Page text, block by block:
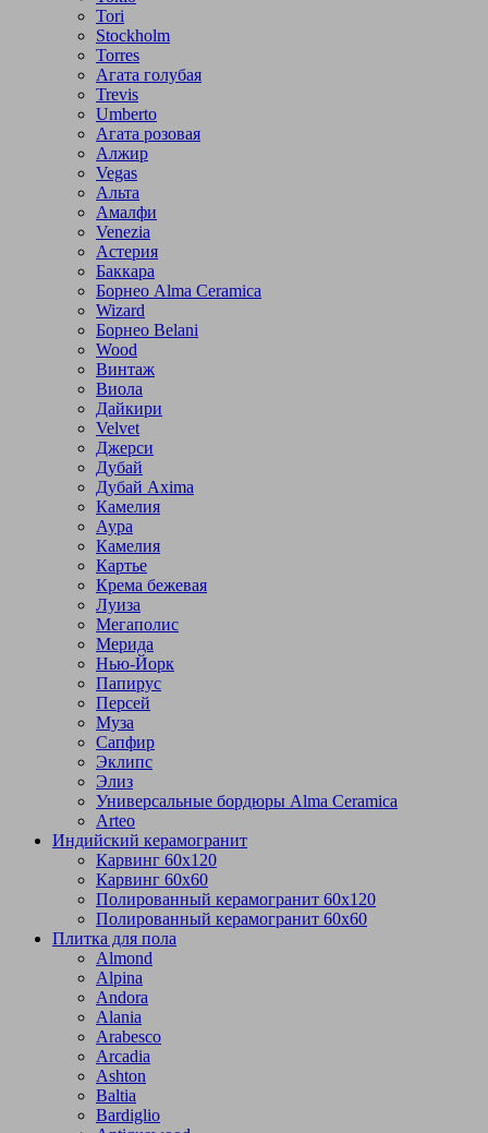
Tori
Stockholm
Torres
Агата голубая
Trevis
Umberto
Агата розовая
Алжир
Vegas
Альта
Амалфи
Venezia
Астерия
Баккара
Борнео Alma Ceramica
Wizard
Борнео Belani
Wood
Винтаж
Виола
Дайкири
Velvet
Джерси
Дубай
Дубай Axima
Камелия
Аура
Камелия
Картье
Крема бежевая
Луиза
Мегаполис
Мерида
Нью-Йорк
Папирус
Персей
Муза
Сапфир
Эклипс
Элиз
Универсальные бордюры Alma Ceramica
Arteo
Индийский керамогранит
Карвинг 60х120
Карвинг 60х60
Полированный керамогранит 60х120
Полированный керамогранит 60х60
Плитка для пола
Almond
Alpina
Andora
Alania
Arabesco
Arcadia
Ashton
Baltia
Bardiglio